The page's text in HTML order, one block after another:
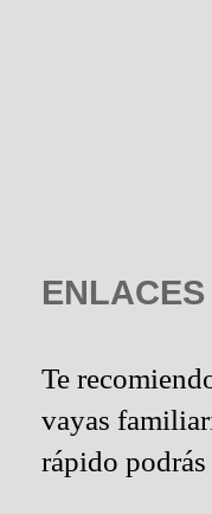
Te
vayas
rápido